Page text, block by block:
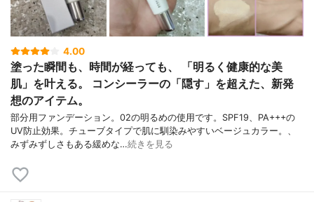
4.00
塗った瞬間も、時間が経っても、 「明るく健康的な美
肌」を叶える。 コンシーラーの「隠す」を超えた、新発
想のアイテム。
部分用ファンデーション。02の明るめの使用です。SPF19、PA+++の
UV防止効果。チューブタイプで肌に馴染みやすいベージュカラー。、
みずみずしさもある緩めな…続きを見る